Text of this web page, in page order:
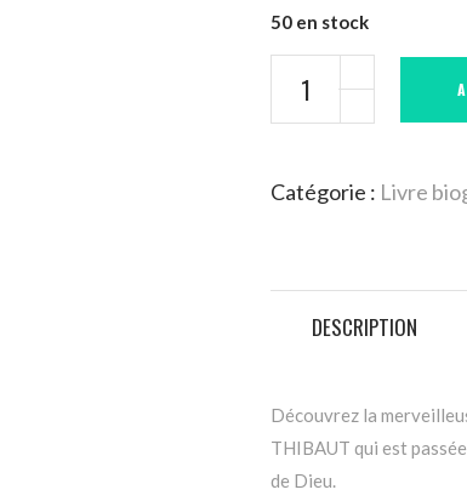
50 en stock
Catégorie : Livre
DESCRIPTION
Découvrez la
THIBAUT qui est
de Dieu.